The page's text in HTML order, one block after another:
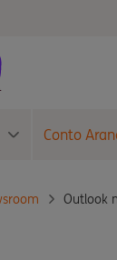
Conto
Outlook